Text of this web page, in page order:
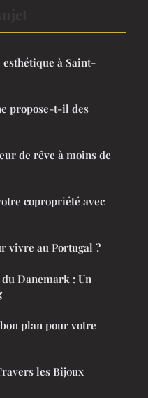
à Saint-
propose-t-il des
de rêve à moins de
copropriété avec
vivre au Portugal ?
Danemark : Un
plan pour votre
les Bijoux